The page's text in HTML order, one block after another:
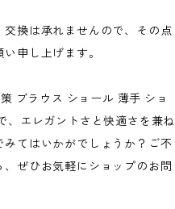
交換は承れませんので、その点
申し上げます。
ブラウス ショール 薄手 ショ
、エレガントさと快適さを兼ね
てはいかがでしょうか？ご不
ぜひお気軽にショップのお問